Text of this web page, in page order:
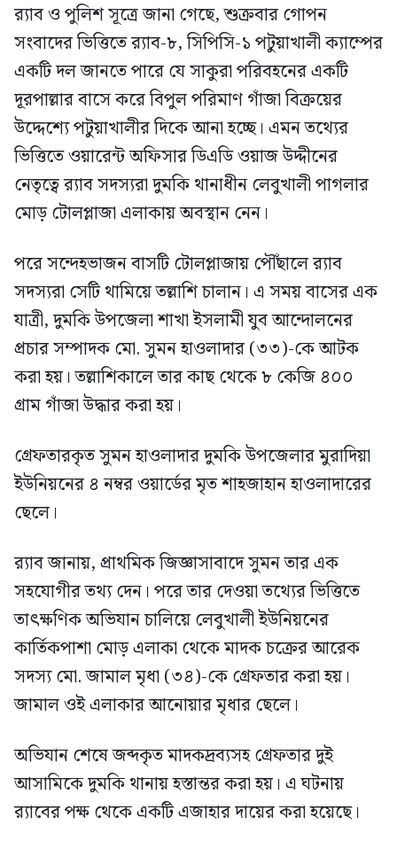
র‍্যাব ও পুলিশ সূত্রে জানা গেছে, শুক্রবার গোপন
সংবাদের ভিত্তিতে র‍্যাব-৮, সিপিসি-১ পটুয়াখালী ক্যাম্পের
একটি দল জানতে পারে যে সাকুরা পরিবহনের একটি
দূরপাল্লার বাসে করে বিপুল পরিমাণ গাঁজা বিক্রয়ের
উদ্দেশ্যে পটুয়াখালীর দিকে আনা হচ্ছে। এমন তথ্যের
ভিত্তিতে ওয়ারেন্ট অফিসার ডিএডি ওয়াজ উদ্দীনের
নেতৃত্বে র‍্যাব সদস্যরা দুমকি থানাধীন লেবুখালী পাগলার
মোড় টোলপ্লাজা এলাকায় অবস্থান নেন।
পরে সন্দেহভাজন বাসটি টোলপ্লাজায় পৌঁছালে র‍্যাব
সদস্যরা সেটি থামিয়ে তল্লাশি চালান। এ সময় বাসের এক
যাত্রী, দুমকি উপজেলা শাখা ইসলামী যুব আন্দোলনের
প্রচার সম্পাদক মো. সুমন হাওলাদার (৩৩)-কে আটক
করা হয়। তল্লাশিকালে তার কাছ থেকে ৮ কেজি ৪০০
গ্রাম গাঁজা উদ্ধার করা হয়।
গ্রেফতারকৃত সুমন হাওলাদার দুমকি উপজেলার মুরাদিয়া
ইউনিয়নের ৪ নম্বর ওয়ার্ডের মৃত শাহজাহান হাওলাদারের
ছেলে।
র‍্যাব জানায়, প্রাথমিক জিজ্ঞাসাবাদে সুমন তার এক
সহযোগীর তথ্য দেন। পরে তার দেওয়া তথ্যের ভিত্তিতে
তাৎক্ষণিক অভিযান চালিয়ে লেবুখালী ইউনিয়নের
কার্তিকপাশা মোড় এলাকা থেকে মাদক চক্রের আরেক
সদস্য মো. জামাল মৃধা (৩৪)-কে গ্রেফতার করা হয়।
জামাল ওই এলাকার আনোয়ার মৃধার ছেলে।
অভিযান শেষে জব্দকৃত মাদকদ্রব্যসহ গ্রেফতার দুই
আসামিকে দুমকি থানায় হস্তান্তর করা হয়। এ ঘটনায়
র‍্যাবের পক্ষ থেকে একটি এজাহার দায়ের করা হয়েছে।